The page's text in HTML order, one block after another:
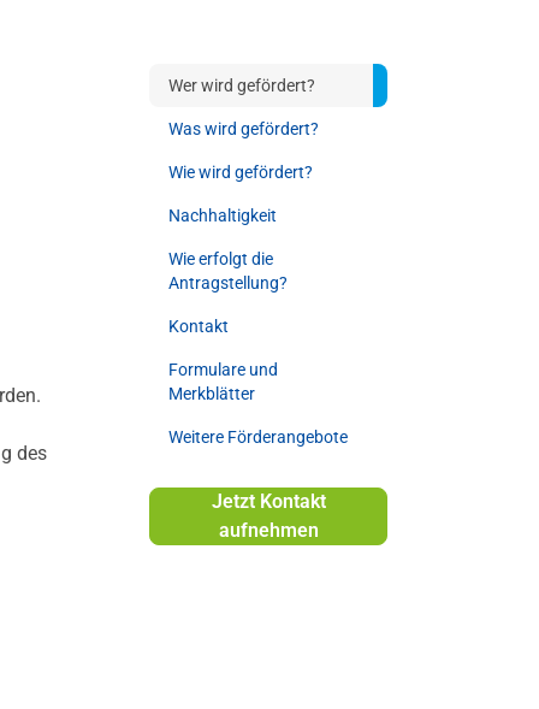
des
Jetzt Kontakt
aufnehmen
Wer wird gefördert?
Was wird gefördert?
Wie wird gefördert?
Nachhaltigkeit
Wie erfolgt die
Antragstellung?
Kontakt
Formulare und
Merkblätter
Weitere Förderangebote